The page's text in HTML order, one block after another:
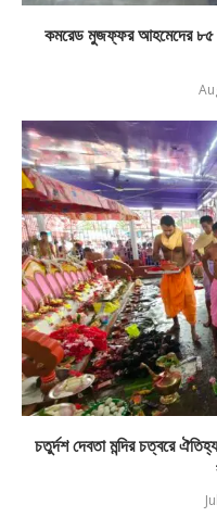
কমরেড মুজফ্ফর আহমেদের ৮৫
চতুর্দশ দেবতা মন্দির চত্বরে